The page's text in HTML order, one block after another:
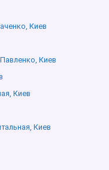
Киев
Киев
Киев
Киев